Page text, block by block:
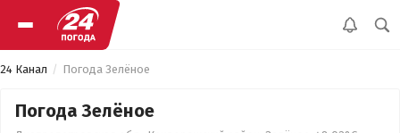
24 Канал Погода Зелёное
Погода Зелёное